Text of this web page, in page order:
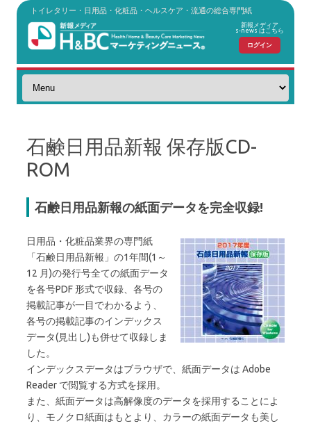
トイレタリー・日用品・化粧品・ヘルスケア・流通の総合専門紙
新報メディア
s-news はこちら
ログイン
コンテンツへスキップ
石鹸日用品新報 保存版CD-
ROM
石鹸日用品新報の紙面データを完全収録!
日用品・化粧品業界の専門紙
「石鹸日用品新報」の1年間(1～
12 月)の発行号全ての紙面データ
を各号PDF 形式で収録、各号の
掲載記事が一目でわかるよう、
各号の掲載記事のインデックス
データ(見出し)も併せて収録しま
した。
インデックスデータはブラウザで、紙面データは Adobe
Reader で閲覧する方式を採用。
また、紙面データは高解像度のデータを採用することによ
り、モノクロ紙面はもとより、カラーの紙面データも美し